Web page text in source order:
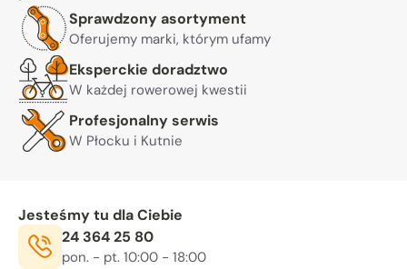
Sprawdzony asortyment
Oferujemy marki, którym ufamy
Eksperckie doradztwo
W każdej rowerowej kwestii
Profesjonalny serwis
W Płocku i Kutnie
Jesteśmy tu dla Ciebie
Telefon:
24 364 25 80
Godziny otwarcia:
pon. - pt. 10:00 - 18:00, sob. 10:00 - 14:00